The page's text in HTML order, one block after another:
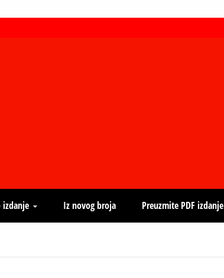
izdanje Iz novog broja Preuzmite PDF izdanje